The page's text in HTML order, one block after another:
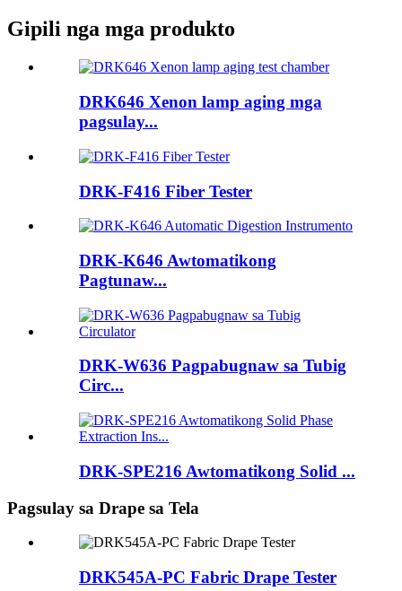
Gipili nga mga produkto
DRK646 Xenon lamp aging mga
pagsulay...
DRK-F416 Fiber Tester
DRK-K646 Awtomatikong
Pagtunaw...
DRK-W636 Pagpabugnaw sa Tubig
Circ...
DRK-SPE216 Awtomatikong Solid ...
Pagsulay sa Drape sa Tela
DRK545A-PC Fabric Drape Tester